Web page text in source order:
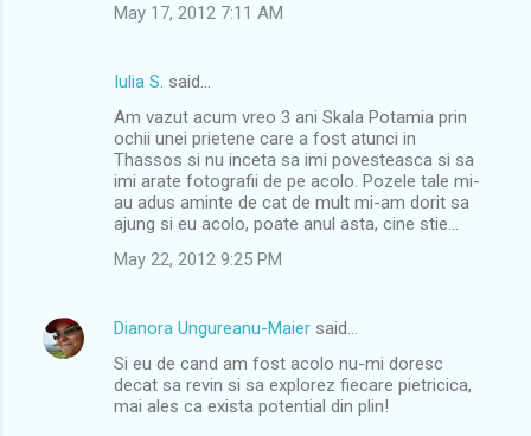
May 17, 2012 7:11 AM
Iulia S. said…
Am vazut acum vreo 3 ani Skala Potamia prin
ochii unei prietene care a fost atunci in
Thassos si nu inceta sa imi povesteasca si sa
imi arate fotografii de pe acolo. Pozele tale mi-
au adus aminte de cat de mult mi-am dorit sa
ajung si eu acolo, poate anul asta, cine stie...
May 22, 2012 9:25 PM
Dianora Ungureanu-Maier said…
Si eu de cand am fost acolo nu-mi doresc
decat sa revin si sa explorez fiecare pietricica,
mai ales ca exista potential din plin!